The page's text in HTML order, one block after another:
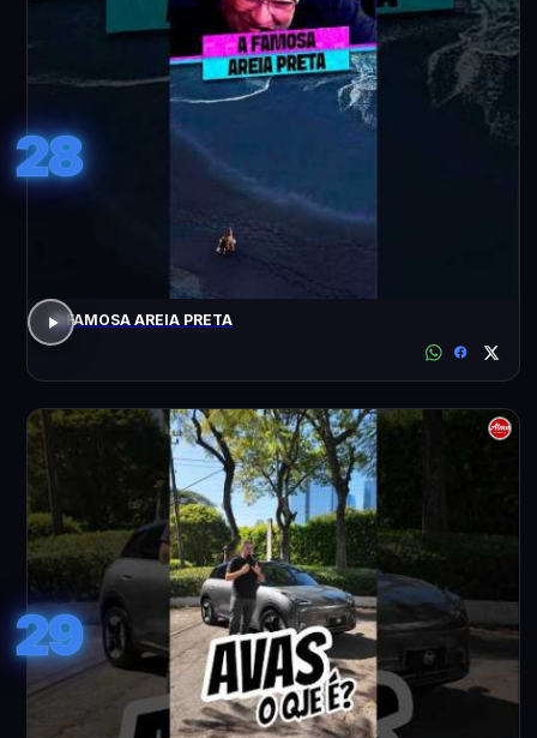
28
A FAMOSA AREIA PRETA
29